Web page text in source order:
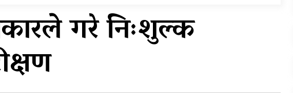
छ…
३ वर्षीय
दुई घाइते
घरमाथिबाट पहिरो खसेपछि १३
गरे निःशुल्क